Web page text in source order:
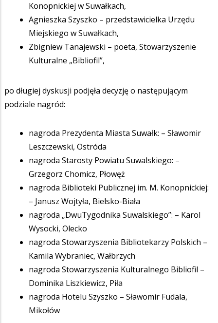
Konopnickiej w Suwałkach,
Agnieszka Szyszko – przedstawicielka Urzędu
Miejskiego w Suwałkach,
Zbigniew Tanajewski – poeta, Stowarzyszenie
Kulturalne „Bibliofil”,
po długiej dyskusji podjęła decyzję o następującym
podziale nagród:
nagroda Prezydenta Miasta Suwałk: – Sławomir
Leszczewski, Ostróda
nagroda Starosty Powiatu Suwalskiego: –
Grzegorz Chomicz, Płowęż
nagroda Biblioteki Publicznej im. M. Konopnickiej:
– Janusz Wojtyła, Bielsko-Biała
nagroda „DwuTygodnika Suwalskiego”: – Karol
Wysocki, Olecko
nagroda Stowarzyszenia Bibliotekarzy Polskich –
Kamila Wybraniec, Wałbrzych
nagroda Stowarzyszenia Kulturalnego Bibliofil –
Dominika Liszkiewicz, Piła
nagroda Hotelu Szyszko – Sławomir Fudala,
Mikołów